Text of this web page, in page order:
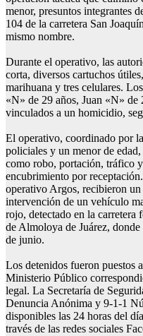
menor, presuntos integrantes
104 de la carretera San
mismo nombre.
Durante el operativo, las
corta, diversos cartuchos
marihuana y tres celulares.
«N» de 29 años, Juan «N» de
vinculados a un homicidio,
El operativo, coordinado por
policiales y un menor de
como robo, portación, tráfico
encubrimiento por
operativo Argos, recibieron
intervención de un vehículo
rojo, detectado en la carretera
de Almoloya de Juárez,
de junio.
Los detenidos fueron puestos
Ministerio Público
legal. La Secretaría de
Denuncia Anónima y 9-1-1
disponibles las 24 horas del
través de las redes sociales